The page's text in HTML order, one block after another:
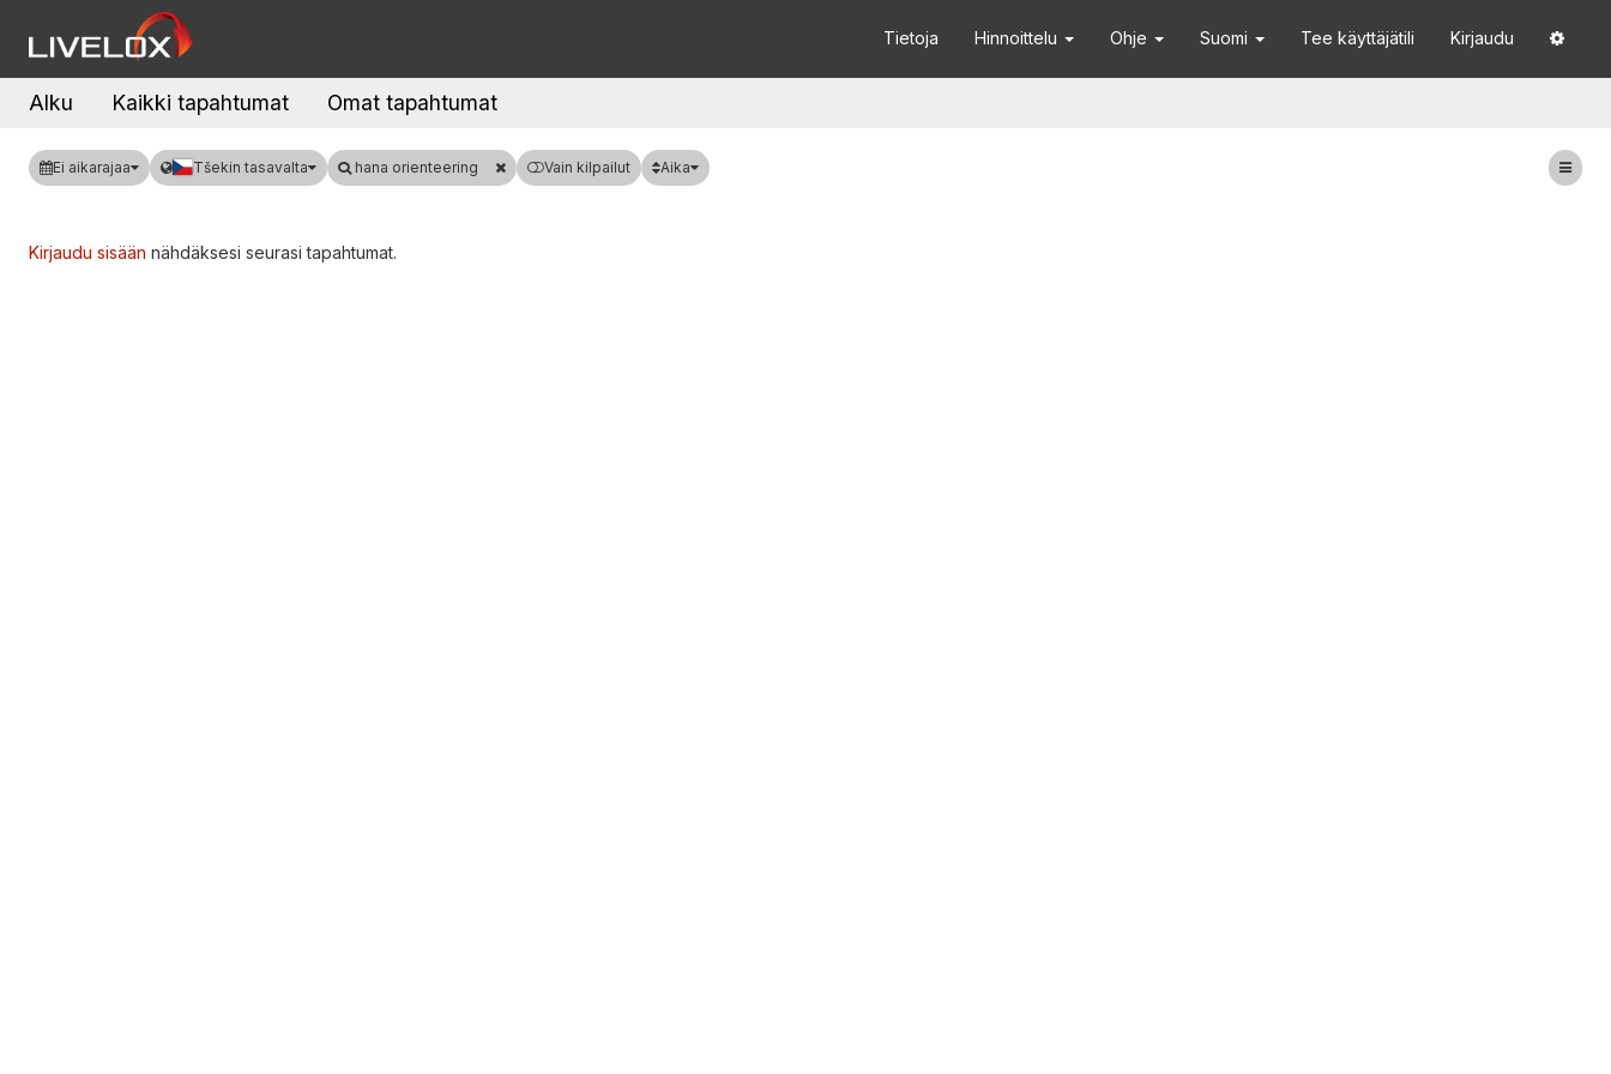
Tietoja Hinnoittelu Ohje Suomi Tee käyttäjätili Kirjaudu
Alku Kaikki tapahtumat Omat tapahtumat
Ei aikarajaa Tšekin tasavalta hana orienteering Vain kilpailut Aika
Kirjaudu sisään nähdäksesi seurasi tapahtumat.